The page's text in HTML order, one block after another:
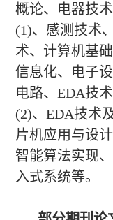
概论、电器技
(1)、感测技术
术、计算机基
信息化、电子
电路、EDA技
(2)、EDA技术
片机应用与设
智能算法实现
入式系统等。